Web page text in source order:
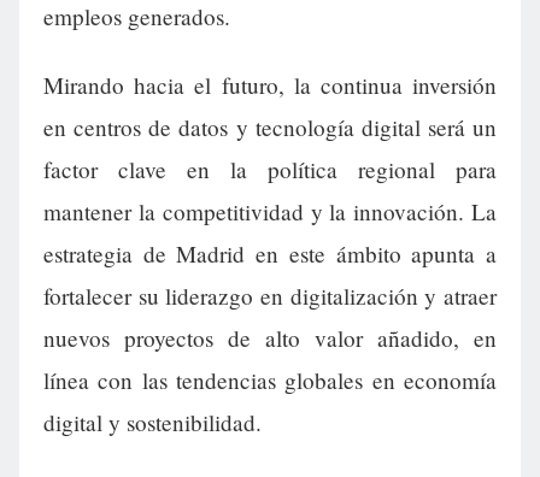
empleos generados.
Mirando hacia el futuro, la continua inversión
en centros de datos y tecnología digital será un
factor clave en la política regional para
mantener la competitividad y la innovación. La
estrategia de Madrid en este ámbito apunta a
fortalecer su liderazgo en digitalización y atraer
nuevos proyectos de alto valor añadido, en
línea con las tendencias globales en economía
digital y sostenibilidad.